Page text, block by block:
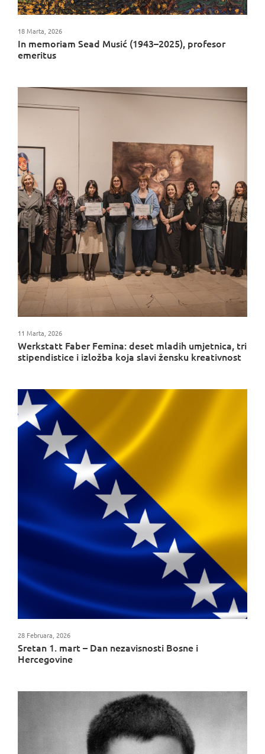
In memoriam Sead Musić (1943–2025), profesor
emeritus
18 Marta, 2026
Werkstatt Faber Femina: deset mladih umjetnica, tri
stipendistice i izložba koja slavi žensku kreativnost
11 Marta, 2026
Sretan 1. mart – Dan nezavisnosti Bosne i
Hercegovine
28 Februara, 2026